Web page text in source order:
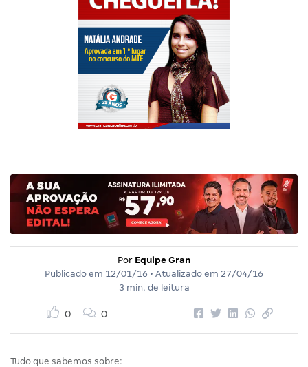
Por Equipe Gran
Publicado em 12/01/16 • Atualizado em 27/04/16
3 min. de leitura
0 0
Tudo que sabemos sobre: